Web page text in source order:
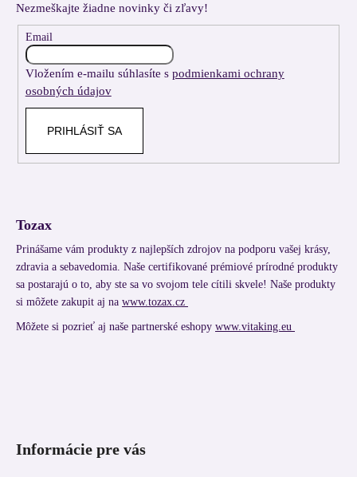
Nezmeškajte žiadne novinky či zľavy!
Email
Vložením e-mailu súhlasíte s podmienkami ochrany
osobných údajov
PRIHLÁSIŤ SA
Tozax
Prinášame vám produkty z najlepších zdrojov na podporu vašej krásy,
zdravia a sebavedomia. Naše certifikované prémiové prírodné produkty
sa postarajú o to, aby ste sa vo svojom tele cítili skvele! Naše produkty
si môžete zakupit aj na www.tozax.cz
Môžete si pozrieť aj naše partnerské eshopy www.vitaking.eu
Informácie pre vás